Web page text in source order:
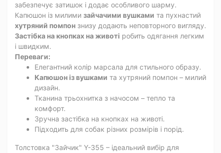
забезпечує затишок і додає особливого шарму.
Капюшон із милими зайчачими вушками та пухнастий
хутряний помпон знизу додають неповторного вигляду.
Застібка на кнопках на животі робить одягання легким
і швидким.
Переваги:
Елегантний колір марсала для стильного образу.
Капюшон із вушками та хутряний помпон – милий
дизайн.
Тканина трьохнитка з начосом – тепло та
комфорт.
Зручна застібка на кнопках на животі.
Підходить для собак різних розмірів і порід.
Толстовка "Зайчик" Y-355 – ідеальний вибір для